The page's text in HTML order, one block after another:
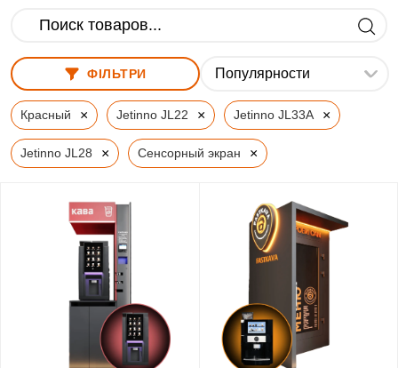
ФІЛЬТРИ
Красный × Jetinno JL22 × Jetinno JL33A ×
Jetinno JL28 × Сенсорный экран ×